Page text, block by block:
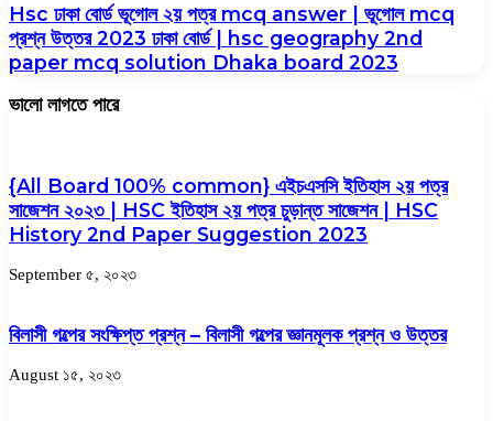
Hsc ঢাকা বোর্ড ভূগোল ২য় পত্র mcq answer | ভূগোল mcq
প্রশ্ন উত্তর 2023 ঢাকা বোর্ড | hsc geography 2nd
paper mcq solution Dhaka board 2023
ভালো লাগতে পারে
{All Board 100% common} এইচএসসি ইতিহাস ২য় পত্র
সাজেশন ২০২৩ | HSC ইতিহাস ২য় পত্র চুড়ান্ত সাজেশন | HSC
History 2nd Paper Suggestion 2023
September ৫, ২০২৩
বিলাসী গল্পের সংক্ষিপ্ত প্রশ্ন – বিলাসী গল্পের জ্ঞানমূলক প্রশ্ন ও উত্তর
August ১৫, ২০২৩